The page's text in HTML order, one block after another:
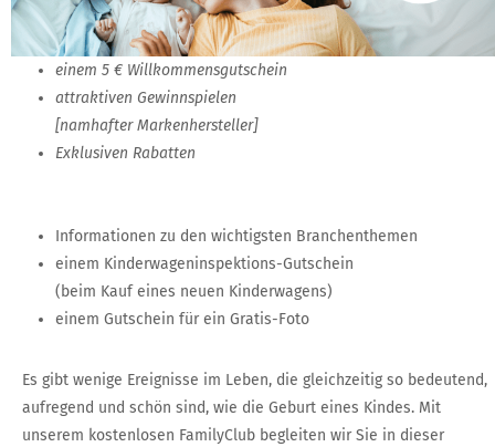
einem 5 € Willkommensgutschein
attraktiven Gewinnspielen
[namhafter Markenhersteller]
Exklusiven Rabatten
Informationen zu den wichtigsten Branchenthemen
einem Kinderwageninspektions-Gutschein
(beim Kauf eines neuen Kinderwagens)
einem Gutschein für ein Gratis-Foto
Es gibt wenige Ereignisse im Leben, die gleichzeitig so bedeutend,
aufregend und schön sind, wie die Geburt eines Kindes. Mit
unserem kostenlosen FamilyClub begleiten wir Sie in dieser